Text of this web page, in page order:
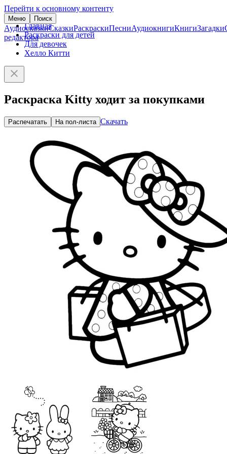
Перейти к основному контенту
Меню Поиск
АудиосказкиСказкиРаскраскиПесниАудиокнигиКнигиЗагадки
редактора
Главная
Раскраски для детей
Для девочек
Хелло Китти
Раскраска Kitty ходит за покупками
Распечатать На пол-листа Скачать